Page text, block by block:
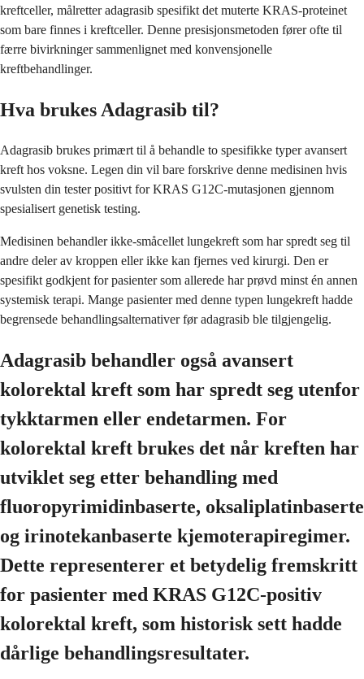
kreftceller, målretter adagrasib spesifikt det muterte KRAS-proteinet
som bare finnes i kreftceller. Denne presisjonsmetoden fører ofte til
færre bivirkninger sammenlignet med konvensjonelle
kreftbehandlinger.
Hva brukes Adagrasib til?
Adagrasib brukes primært til å behandle to spesifikke typer avansert
kreft hos voksne. Legen din vil bare forskrive denne medisinen hvis
svulsten din tester positivt for KRAS G12C-mutasjonen gjennom
spesialisert genetisk testing.
Medisinen behandler ikke-småcellet lungekreft som har spredt seg til
andre deler av kroppen eller ikke kan fjernes ved kirurgi. Den er
spesifikt godkjent for pasienter som allerede har prøvd minst én annen
systemisk terapi. Mange pasienter med denne typen lungekreft hadde
begrensede behandlingsalternativer før adagrasib ble tilgjengelig.
Adagrasib behandler også avansert
kolorektal kreft som har spredt seg utenfor
tykktarmen eller endetarmen. For
kolorektal kreft brukes det når kreften har
utviklet seg etter behandling med
fluoropyrimidinbaserte, oksaliplatinbaserte
og irinotekanbaserte kjemoterapiregimer.
Dette representerer et betydelig fremskritt
for pasienter med KRAS G12C-positiv
kolorektal kreft, som historisk sett hadde
dårlige behandlingsresultater.